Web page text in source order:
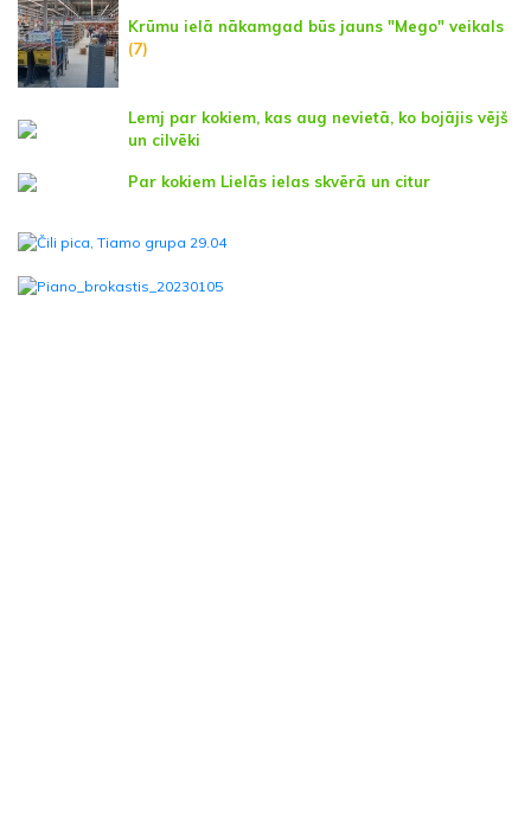
Krūmu ielā nākamgad būs jauns "Mego" veikals
(7)
Lemj par kokiem, kas aug nevietā, ko bojājis vējš
un cilvēki
Par kokiem Lielās ielas skvērā un citur